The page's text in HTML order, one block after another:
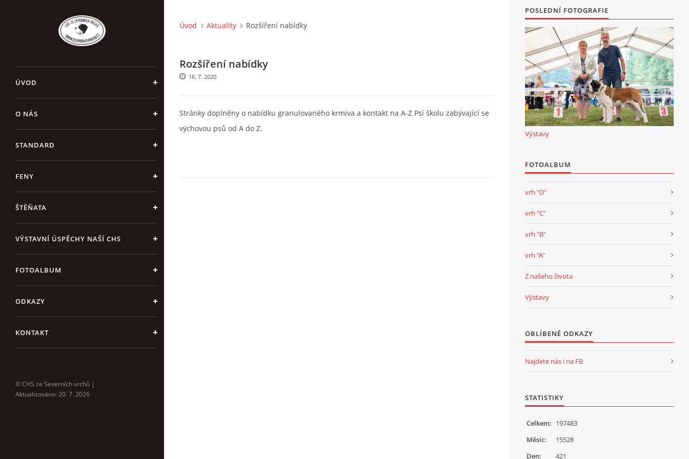
ÚVOD
O NÁS
STANDARD
FENY
ŠTĚŇATA
VÝSTAVNÍ ÚSPĚCHY NAŠÍ CHS
FOTOALBUM
ODKAZY
KONTAKT
© CHS ze Severních vrchů |
Aktualizováno: 20. 7. 2026
Úvod Aktuality Rozšíření nabídky
Rozšíření nabídky
16. 7. 2020
Stránky doplněny o nabídku granulovaného krmiva a kontakt na A-Z Psí školu zabývající se
výchovou psů od A do Z.
POSLEDNÍ FOTOGRAFIE
Výstavy
FOTOALBUM
vrh "D"
vrh "C"
vrh "B"
vrh "A"
Z našeho života
Výstavy
OBLÍBENÉ ODKAZY
Najdete nás i na FB
STATISTIKY
Celkem: 197483
Měsíc:
15528
Den:
421